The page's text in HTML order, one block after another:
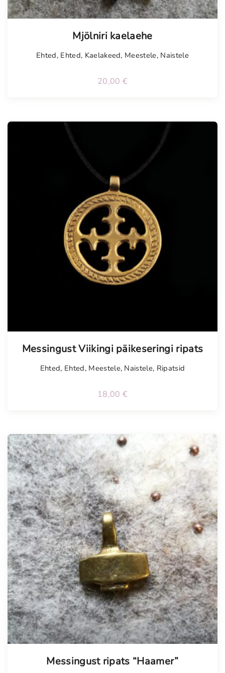
Mjölniri kaelaehe
Ehted, Ehted, Kaelakeed, Meestele, Naistele
20,00 €
Messingust Viikingi päikeseringi ripats
Ehted, Ehted, Meestele, Naistele, Ripatsid
18,00 €
Messingust ripats “Haamer”